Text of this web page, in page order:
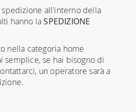
all'interno della
hanno laSPEDIZIONE
nella categoria home
semplice, se hai bisogno di
un operatore sarà a